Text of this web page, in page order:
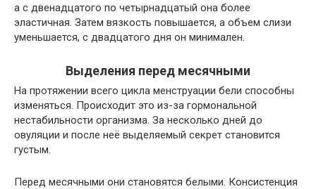
а с двенадцатого по четырнадцатый она более
эластичная. Затем вязкость повышается, а объем слизи
уменьшается, с двадцатого дня он минимален.
Выделения перед месячными
На протяжении всего цикла менструации бели способны
изменяться. Происходит это из-за гормональной
нестабильности организма. За несколько дней до
овуляции и после неё выделяемый секрет становится
густым.
Перед месячными они становятся белыми. Консистенция